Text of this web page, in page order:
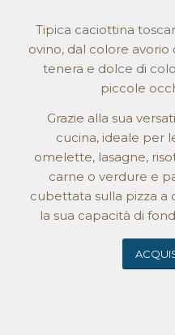
Tipica caciottina
ovino, dal colore avorio
tenera e dolce di
piccole
Grazie alla sua
cucina, ideale per
omelette, lasagne,
carne o verdure e
cubettata sulla pizza a
la sua capacità di